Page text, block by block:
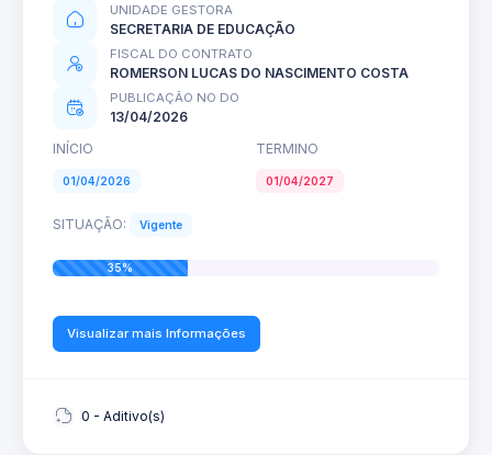
UNIDADE GESTORA
SECRETARIA DE EDUCAÇÃO
FISCAL DO CONTRATO
ROMERSON LUCAS DO NASCIMENTO COSTA
PUBLICAÇÃO NO DO
13/04/2026
INÍCIO
TERMINO
01/04/2026 01/04/2027
SITUAÇÃO: Vigente
35%
Visualizar mais Informações
0 - Aditivo(s)